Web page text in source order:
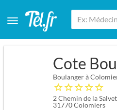
Cote
Boulanger à
2 Chemin de la
31770Colomiers